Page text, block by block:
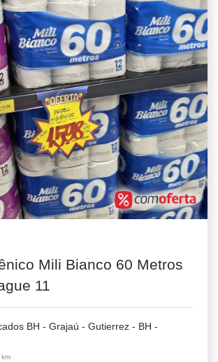
Mili Bianco 60 Metros
11
BH - Grajaú - Gutierrez - BH -